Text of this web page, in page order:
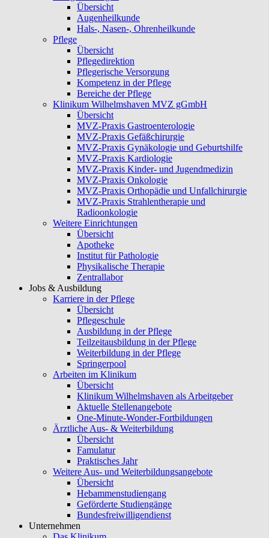
Übersicht
Augenheilkunde
Hals-, Nasen-, Ohrenheilkunde
Pflege
Übersicht
Pflegedirektion
Pflegerische Versorgung
Kompetenz in der Pflege
Bereiche der Pflege
Klinikum Wilhelmshaven MVZ gGmbH
Übersicht
MVZ-Praxis Gastroenterologie
MVZ-Praxis Gefäßchirurgie
MVZ-Praxis Gynäkologie und Geburtshilfe
MVZ-Praxis Kardiologie
MVZ-Praxis Kinder- und Jugendmedizin
MVZ-Praxis Onkologie
MVZ-Praxis Orthopädie und Unfallchirurgie
MVZ-Praxis Strahlentherapie und
Radioonkologie
Weitere Einrichtungen
Übersicht
Apotheke
Institut für Pathologie
Physikalische Therapie
Zentrallabor
Jobs & Ausbildung
Karriere in der Pflege
Übersicht
Pflegeschule
Ausbildung in der Pflege
Teilzeitausbildung in der Pflege
Weiterbildung in der Pflege
Springerpool
Arbeiten im Klinikum
Übersicht
Klinikum Wilhelmshaven als Arbeitgeber
Aktuelle Stellenangebote
One-Minute-Wonder-Fortbildungen
Ärztliche Aus- & Weiterbildung
Übersicht
Famulatur
Praktisches Jahr
Weitere Aus- und Weiterbildungsangebote
Übersicht
Hebammenstudiengang
Geförderte Studiengänge
Bundesfreiwilligendienst
Unternehmen